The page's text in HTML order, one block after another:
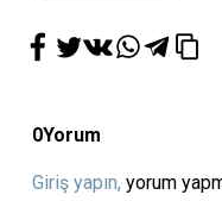
0Yorum
Giriş yapın, yorum